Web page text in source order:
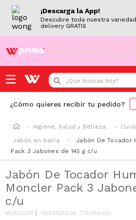
¡Descarga la App!
Descubre toda nuestra
delivery GRATIS
¡Aún no eres Wong Prime!
DESPACHO GRATIS en tus
supermercado desde S/79.90
¿Que buscas hoy?
¿Cómo quieres recibir tu pedido?
Higiene, Salud y Belleza
Jabón en barra
Jabón De Tocador
Pack 3 Jabones de 145 g c/u
Jabón De Tocador
Moncler Pack 3
c/u
MONCLER REFERENCIA:774046001